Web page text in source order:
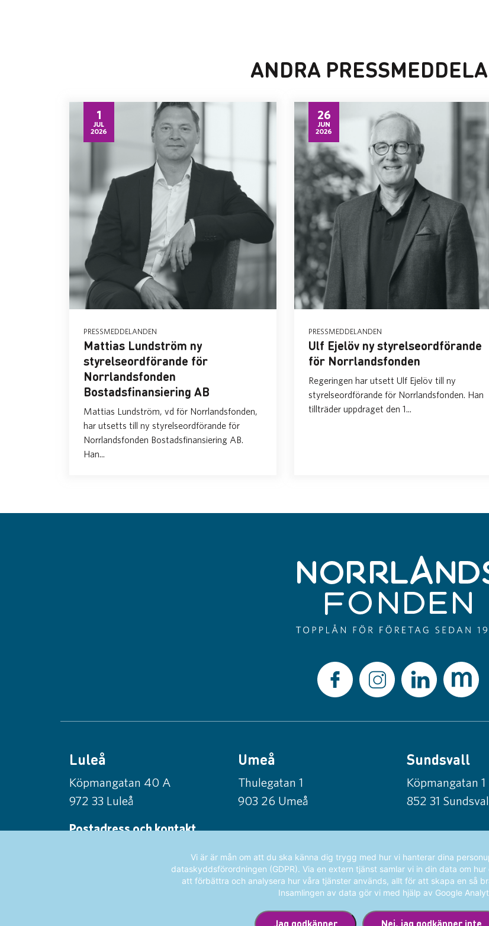
ANDRA
1
JUL
2026
PRESSMEDDELANDEN
Mattias Lundström ny
styrelseordförande för
Norrlandsfonden
Bostadsfinansiering AB
Mattias Lundström, vd för Norrlandsfonden,
har utsetts till ny styrelseordförande för
Norrlandsfonden Bostadsfinansiering AB.
Han...
26
JUN
2026
PRESSMEDDELANDEN
Ulf Ejelöv ny styrelseordförande
för Norrlandsfonden
Regeringen har utsett Ulf Ejelöv till ny
styrelseordförande för Norrlandsfonden. Han
tillträder uppdraget den 1...
Luleå
Köpmangatan 40 A
972 33 Luleå
Postadress och kontakt
Box 56, 971 03 Luleå
info@norrlandsfonden.se
Umeå
Thulegatan 1
903 26 Umeå
Sundsvall
Köpmangatan 1
852 31
Vi är är mån om att du ska känna dig trygg med hur vi hanterar dina
dataskyddsförordningen (GDPR). Via en extern tjänst samlar vi in din data om
att förbättra och analysera hur våra tjänster används, allt för att skapa en så
Insamlingen av data gör vi med hjälp av Google
Jag godkänner Nej. jag godkänner inte